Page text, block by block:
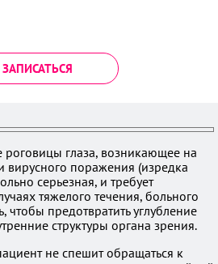
ЗАПИСАТЬСЯ
роговицы глаза, возникающее на
вирусного поражения (изредка
серьезная, и требует
тяжелого течения, больного
чтобы предотвратить углубление
структуры органа зрения.
не спешит обращаться к